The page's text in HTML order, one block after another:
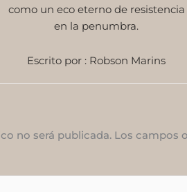
como un eco eterno de resistencia
en la penumbra.
Escrito por : Robson Marins
no será publicada. Los campos